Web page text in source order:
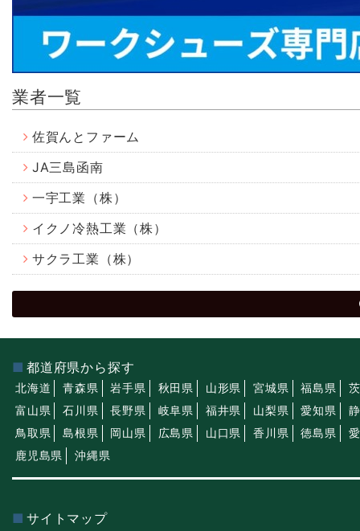
業者一覧
佐賀んとファーム
JA三島函南
一宇工業（株）
イクノ冷熱工業（株）
サクラ工業（株）
都道府県から探す
北海道 青森県 岩手県 秋田県 山形県 宮城県 福島県
富山県
石川県 長野県 岐阜県 福井県 山梨県 愛知県
鳥取県
島根県 岡山県 広島県 山口県 香川県 徳島県
鹿児島県
沖縄県
サイトマップ